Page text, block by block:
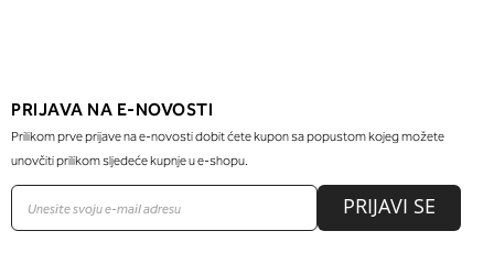
PRIJAVA NA E-NOVOSTI
Prilikom prve prijave na e-novosti dobit ćete kupon sa popustom kojeg možete
unovčiti prilikom sljedeće kupnje u e-shopu.
PRIJAVI SE